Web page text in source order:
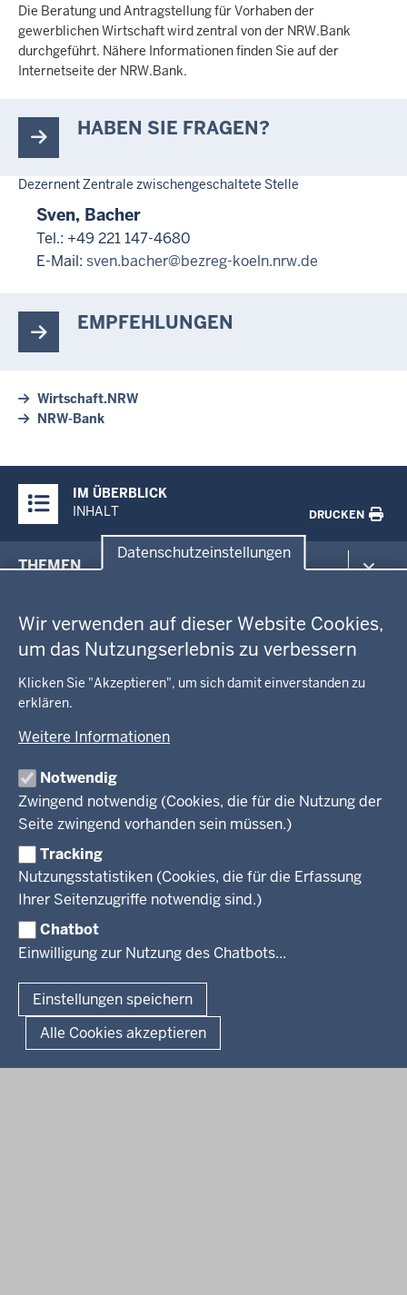
Datenschutzeinstellungen
Wir verwenden auf dieser Website Cookies,
um das Nutzungserlebnis zu verbessern
Klicken Sie "Akzeptieren", um sich damit einverstanden zu
erklären.
Weitere Informationen
Notwendig
Zwingend notwendig (Cookies, die für die Nutzung der
Seite zwingend vorhanden sein müssen.)
Tracking
Nutzungsstatistiken (Cookies, die für die Erfassung
Ihrer Seitenzugriffe notwendig sind.)
Chatbot
Einwilligung zur Nutzung des Chatbots...
Einstellungen speichern
Alle Cookies akzeptieren
Die Beratung und Antragstellung für Vorhaben der
gewerblichen Wirtschaft wird zentral von der NRW.Bank
durchgeführt. Nähere Informationen finden Sie auf der
Internetseite der NRW.Bank.
HABEN SIE FRAGEN?
Dezernent Zentrale zwischengeschaltete Stelle
Sven, Bacher
Tel.: +49 221 147-4680
E-Mail: sven.bacher@bezreg-koeln.nrw.de
EMPFEHLUNGEN
Wirtschaft.NRW
NRW-Bank
Inhalte
IM ÜBERBLICK
INHALT
DRUCKEN
in
Fußzeile
THEMEN
Gesundheit und Soziales
Kommunales, Planung, Bauen und Verkehr
Ordnung und Sicherheit
Schule und Bildung
Wirtschaft und Kultur
GEOBASIS NRW
Ausbildung und Karriere
Geodaten-Anwendungen
Neues
Produkte und Dienste
TIM-online
Webdienste
Amtsblatt
Behördenleitung
Leitbild
Personalvertretung
Regierungsbezirk
Reisekostenstelle
Veranstaltungen
Stellenangebote
Stellenangebote Schule
Praktikum
Referendariate
Bewerbung
Vormerkstelle NRW
PRESSE
Mediathek
Newsletter
Pressekontakt
Pressemitteilungen
Publikationen
VERFAHREN UND BEKANNTMACHUNGEN
Bekanntmachungen
Legionellen
Luftreinhaltepläne
Verfahrensübersichten
Überwachung umweltrelevanter Anlagen
Facebook
Instagram
LinkedIn
© 2026 Bezirksregierung Köln
Organisationsplan
Lizenzbedingungen Geobasis NRW
Dokumente und Ressourcen
Kontakt